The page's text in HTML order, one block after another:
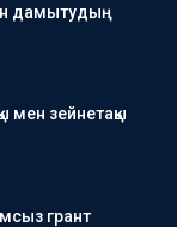
дамытудың
мен зейнетақы
грант